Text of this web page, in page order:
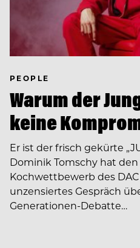
PEOPLE
Warum der
keine
Er ist der frisch gekürte
Dominik Tomschy hat
Kochwettbewerb des
unzensiertes Gespräch
Generationen-Debatte…